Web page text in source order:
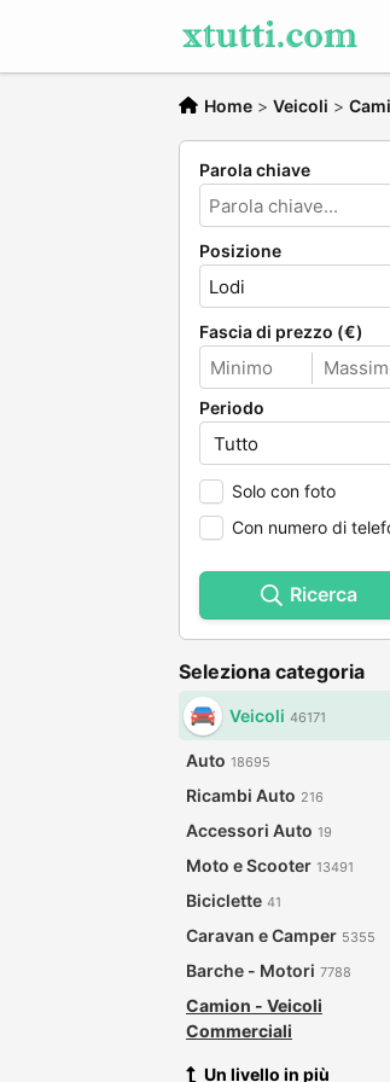
Home > Veicoli >
Parola chiave
Posizione
Fascia di prezzo (€)
Periodo
Solo con foto
Con numero di
Ricerca
Seleziona categoria
Veicoli 46171
Auto 18695
Ricambi Auto 216
Accessori Auto 19
Moto e Scooter 13491
Biciclette 41
Caravan e Camper 5355
Barche - Motori 7788
Camion - Veicoli
Commerciali
Un livello in più